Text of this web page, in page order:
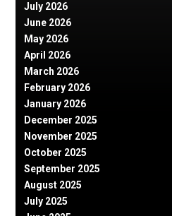
July 2026
June 2026
May 2026
April 2026
March 2026
February 2026
January 2026
December 2025
November 2025
October 2025
September 2025
August 2025
July 2025